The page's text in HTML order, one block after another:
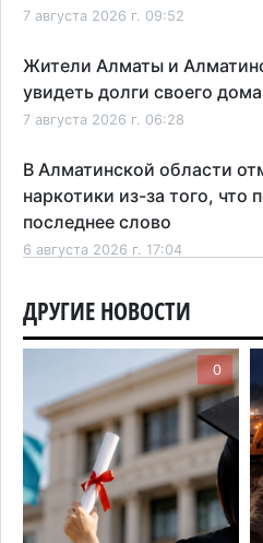
7 августа 2026 г. 09:52
Жители Алматы и
увидеть долги своего
7 августа 2026 г. 06:28
В Алматинской области
наркотики из-за того, что
последнее слово
6 августа 2026 г. 17:04
Проезд по БАКАД резко
Алматинской области
тарифы
6 августа 2026 г. 14:36
Сильнейшие дзюдоисты
сборы в Алматинскую
6 августа 2026 г. 12:12
Первый раз с ИИ в первый
ДРУГИЕ НОВОСТИ
0